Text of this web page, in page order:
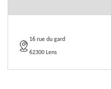
16 rue du gard
62300 Lens